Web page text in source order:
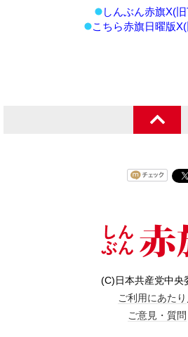
しんぶん赤旗X(旧
こちら赤旗日曜版X(
(C)日本共産党中央
ご利用にあたり
ご意見・質問